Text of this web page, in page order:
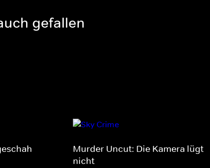
gefallen
Murder Uncut: Die Kamera lügt
nicht